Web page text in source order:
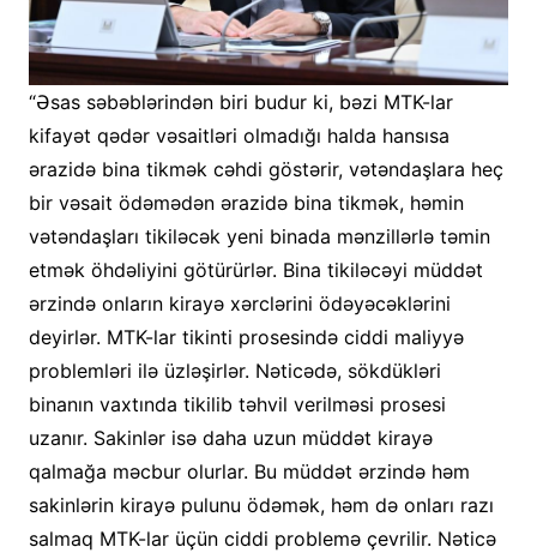
“Əsas səbəblərindən biri budur ki, bəzi MTK-lar
kifayət qədər vəsaitləri olmadığı halda hansısa
ərazidə bina tikmək cəhdi göstərir, vətəndaşlara heç
bir vəsait ödəmədən ərazidə bina tikmək, həmin
vətəndaşları tikiləcək yeni binada mənzillərlə təmin
etmək öhdəliyini götürürlər. Bina tikiləcəyi müddət
ərzində onların kirayə xərclərini ödəyəcəklərini
deyirlər. MTK-lar tikinti prosesində ciddi maliyyə
problemləri ilə üzləşirlər. Nəticədə, sökdükləri
binanın vaxtında tikilib təhvil verilməsi prosesi
uzanır. Sakinlər isə daha uzun müddət kirayə
qalmağa məcbur olurlar. Bu müddət ərzində həm
sakinlərin kirayə pulunu ödəmək, həm də onları razı
salmaq MTK-lar üçün ciddi problemə çevrilir. Nəticə